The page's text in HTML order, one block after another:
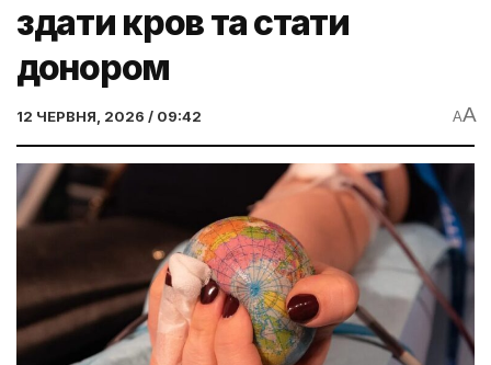
здати кров та стати
донором
12 ЧЕРВНЯ, 2026 / 09:42 AA